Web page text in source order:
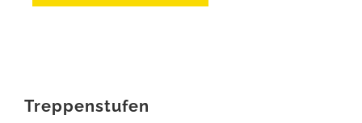
Treppenstufen